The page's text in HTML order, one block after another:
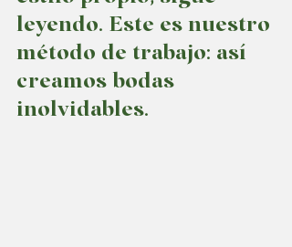
leyendo. Este es nuestro
método de trabajo: así
creamos bodas
inolvidables.